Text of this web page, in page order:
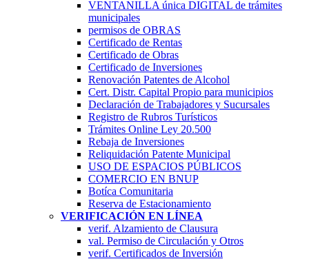
VENTANILLA única DIGITAL de trámites
municipales
permisos de OBRAS
Certificado de Rentas
Certificado de Obras
Certificado de Inversiones
Renovación Patentes de Alcohol
Cert. Distr. Capital Propio para municipios
Declaración de Trabajadores y Sucursales
Registro de Rubros Turí­sticos
Trámites Online Ley 20.500
Rebaja de Inversiones
Reliquidación Patente Municipal
USO DE ESPACIOS PÚBLICOS
COMERCIO EN BNUP
Botíca Comunitaria
Reserva de Estacionamiento
VERIFICACIÓN EN LÍNEA
verif. Alzamiento de Clausura
val. Permiso de Circulación y Otros
verif. Certificados de Inversión